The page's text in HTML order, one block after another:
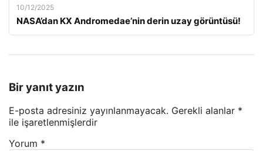
10/12/2025
NASA’dan KX Andromedae’nin derin uzay görüntüsü!
Bir yanıt yazın
E-posta adresiniz yayınlanmayacak. Gerekli alanlar *
ile işaretlenmişlerdir
Yorum *